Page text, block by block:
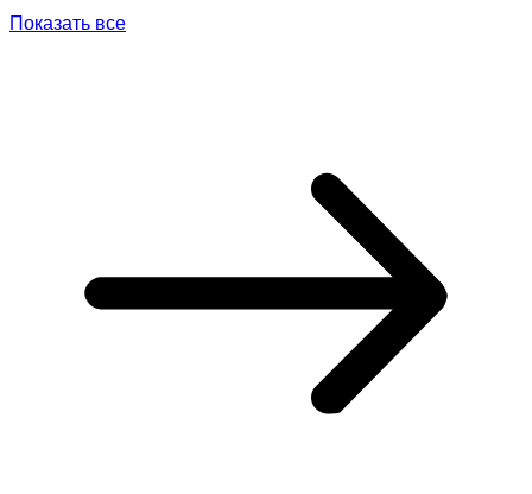
Показать все